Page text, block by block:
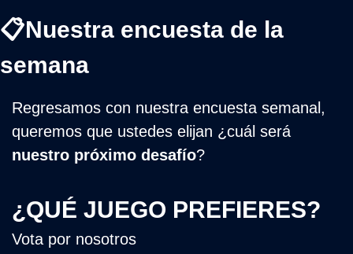
📋Nuestra encuesta de la
semana
Regresamos con nuestra encuesta semanal,
nuestro próximo desafío?
¿QUÉ JUEGO PREFIERES?
Vota por nosotros